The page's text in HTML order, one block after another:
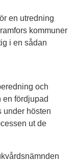
en utredning
kommuner
i en sådan
och
en fördjupad
under hösten
ut de